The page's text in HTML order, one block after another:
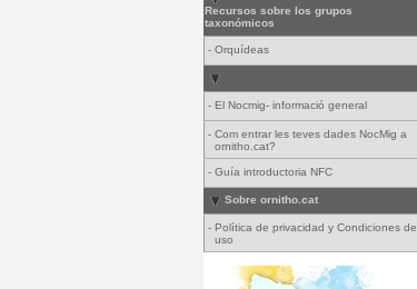
Recursos sobre los grupos
taxonómicos
- Orquídeas
- El Nocmig- informació general
- Com entrar les teves dades NocMig a
ornitho.cat?
- Guía introductoria NFC
Sobre ornitho.cat
- Política de privacidad y Condiciones de
uso